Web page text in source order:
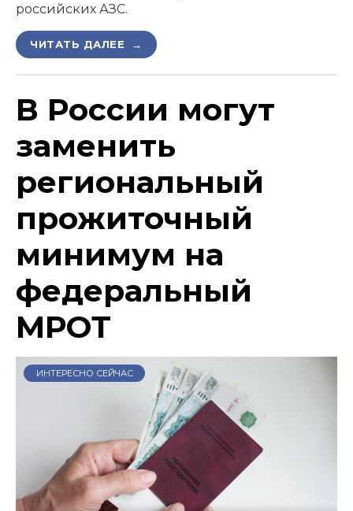
российских АЗС.
ЧИТАТЬ ДАЛЕЕ →
В России могут
заменить
региональный
прожиточный
минимум на
федеральный
МРОТ
ИНТЕРЕСНО СЕЙЧАС